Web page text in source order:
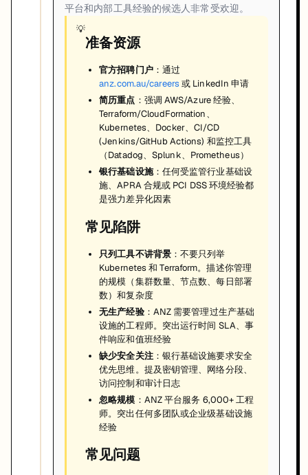
平台和内部工具经验的候选人非常受欢迎。
💡
准备资源
官方招聘门户：通过
anz.com.au/careers 或 LinkedIn 申请
简历重点 ：强调 AWS/Azure 经验、
Terraform/CloudFormation、
Kubernetes、Docker、CI/CD
(Jenkins/GitHub Actions) 和监控工具
（Datadog、Splunk、Prometheus）
银行基础设施：任何受监管行业基础设
施、APRA 合规或 PCI DSS 环境经验都
是强力差异化因素
常见陷阱
只列工具不讲背景：不要只列举
Kubernetes 和 Terraform。描述你管理
的规模（集群数量、节点数、每日部署
数）和复杂度
无生产经验：ANZ 需要管理过生产基础
设施的工程师。突出运行时间 SLA、事
件响应和值班经验
缺少安全关注：银行基础设施要求安全
优先思维。提及密钥管理、网络分段、
访问控制和审计日志
忽略规模 ：ANZ 平台服务 6,000+ 工程
师。突出任何多团队或企业级基础设施
经验
常见问题